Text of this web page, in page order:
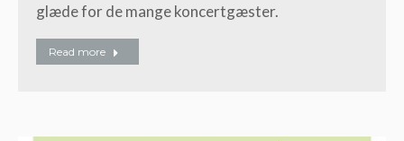
glæde for de mange koncertgæster.
Read more